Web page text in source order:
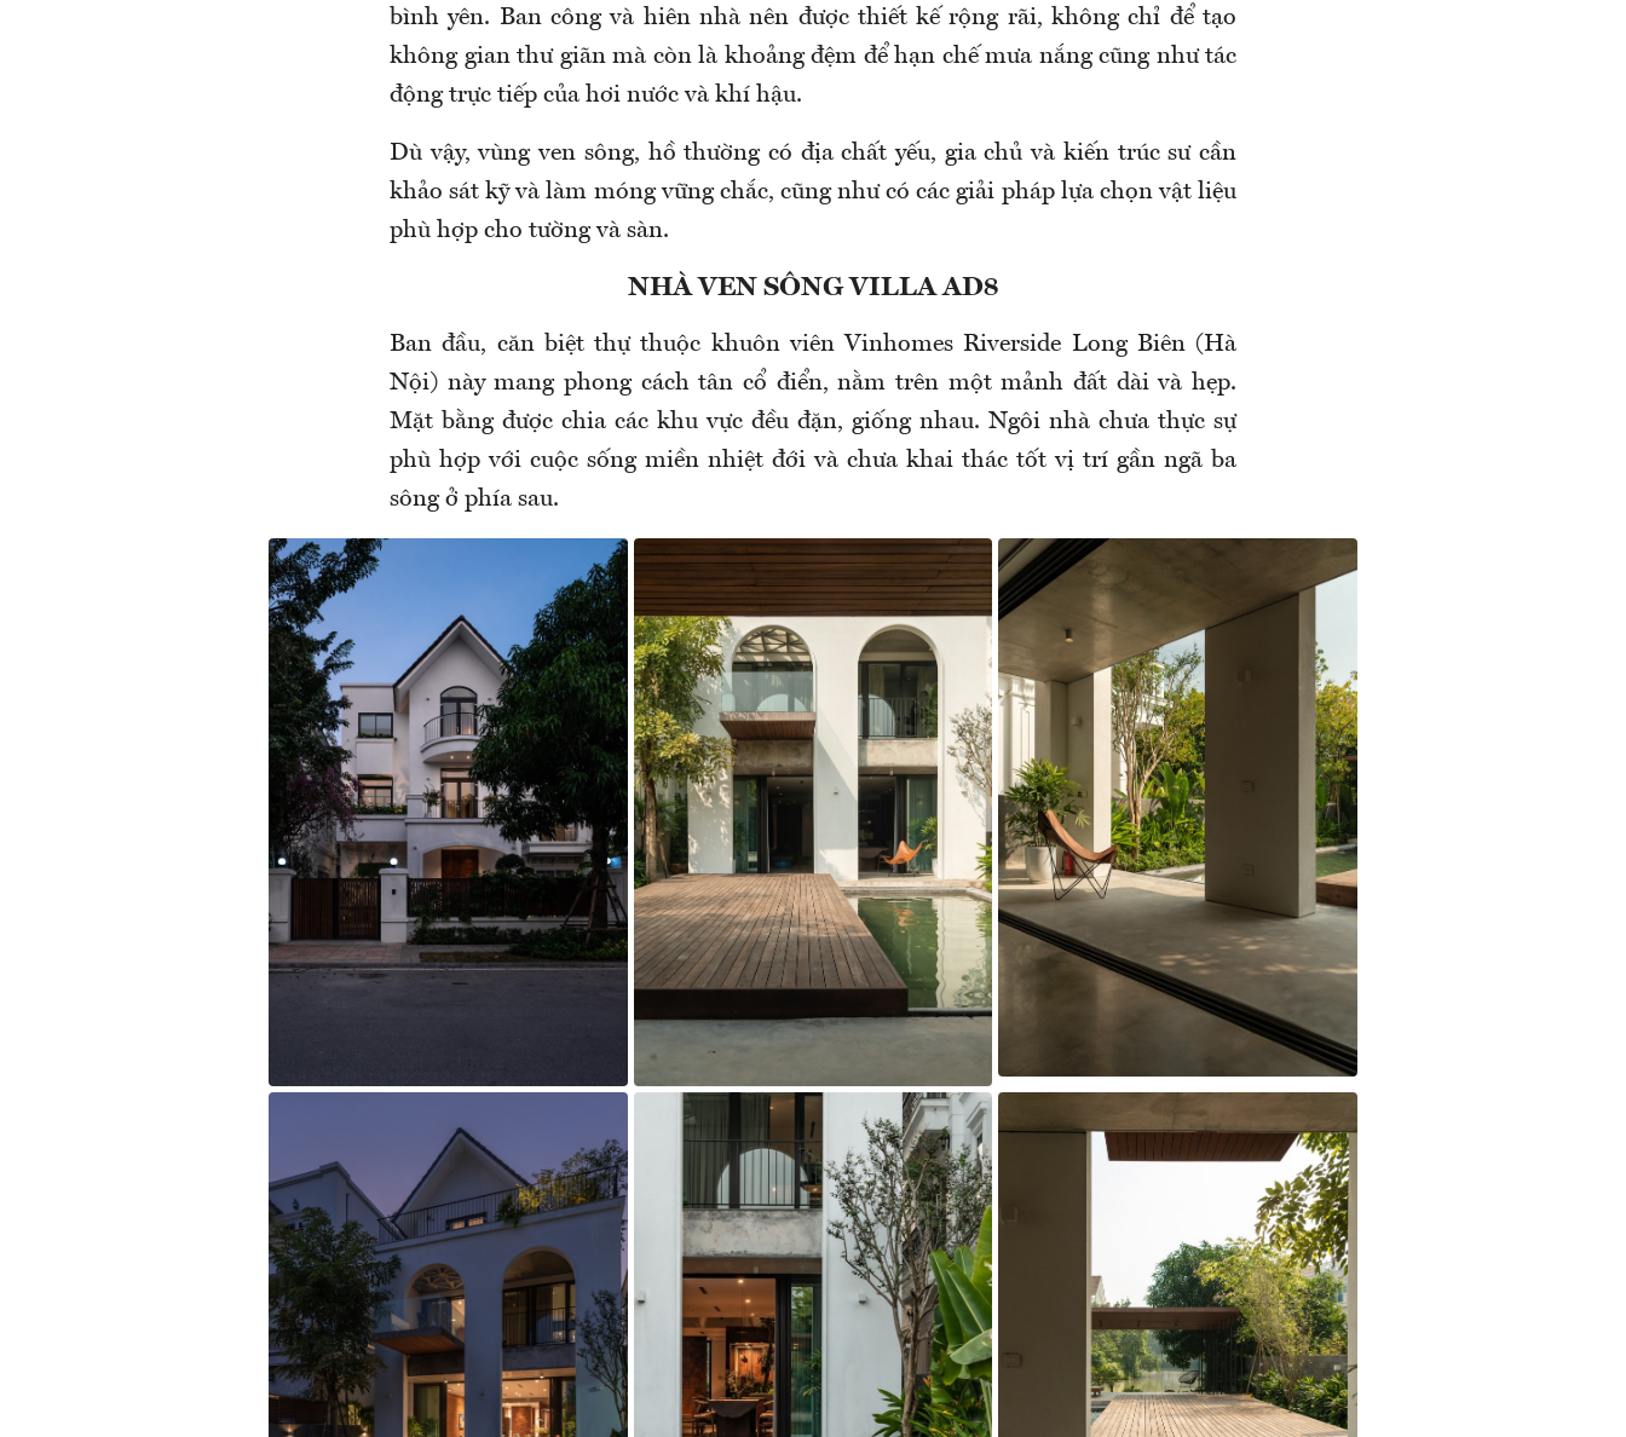
bình yên. Ban công và hiên nhà nên được thiết kế rộng rãi, không chỉ để tạo
không gian thư giãn mà còn là khoảng đệm để hạn chế mưa nắng cũng như tác
động trực tiếp của hơi nước và khí hậu.
Dù vậy, vùng ven sông, hồ thường có địa chất yếu, gia chủ và kiến trúc sư cần
khảo sát kỹ và làm móng vững chắc, cũng như có các giải pháp lựa chọn vật liệu
phù hợp cho tường và sàn.
NHÀ VEN SÔNG VILLA AD8
Ban đầu, căn biệt thự thuộc khuôn viên Vinhomes Riverside Long Biên (Hà
Nội) này mang phong cách tân cổ điển, nằm trên một mảnh đất dài và hẹp.
Mặt bằng được chia các khu vực đều đặn, giống nhau. Ngôi nhà chưa thực sự
phù hợp với cuộc sống miền nhiệt đới và chưa khai thác tốt vị trí gần ngã ba
sông ở phía sau.